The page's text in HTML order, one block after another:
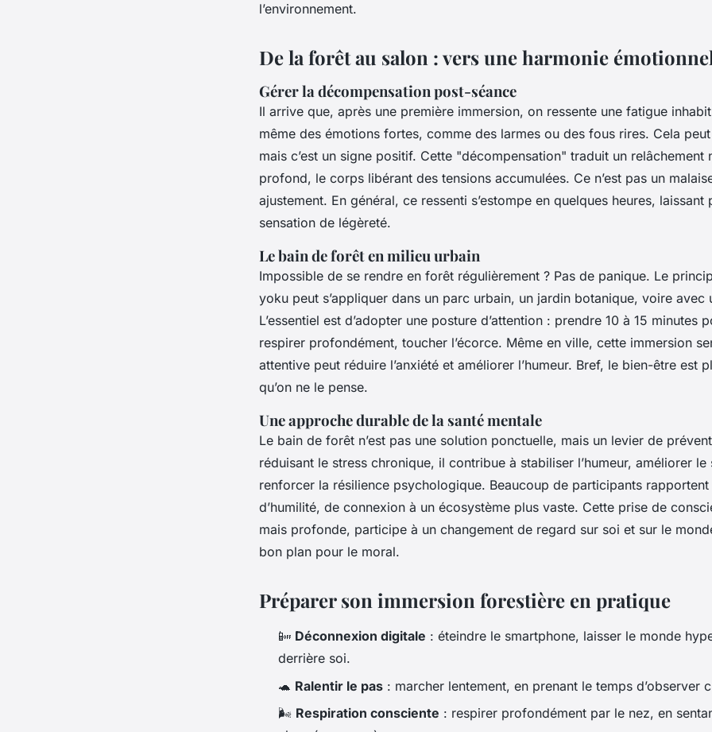
l’environnement.
De la forêt au salon : vers une harmonie
Gérer la décompensation post-séance
Il arrive que, après une première immersion, on ressente une fatigue
même des émotions fortes, comme des larmes ou des fous rires. Cela
mais c’est un signe positif. Cette "décompensation" traduit un relâchement
profond, le corps libérant des tensions accumulées. Ce n’est pas un
ajustement. En général, ce ressenti s’estompe en quelques heures, laissant
sensation de légèreté.
Le bain de forêt en milieu urbain
Impossible de se rendre en forêt régulièrement ? Pas de panique. Le
yoku peut s’appliquer dans un parc urbain, un jardin botanique, voire avec
L’essentiel est d’adopter une posture d’attention : prendre 10 à 15 minutes
respirer profondément, toucher l’écorce. Même en ville, cette immersion
attentive peut réduire l’anxiété et améliorer l’humeur. Bref, le bien-être est
qu’on ne le pense.
Une approche durable de la santé mentale
Le bain de forêt n’est pas une solution ponctuelle, mais un levier de
réduisant le stress chronique, il contribue à stabiliser l’humeur, améliorer le
renforcer la résilience psychologique. Beaucoup de participants rapportent
d’humilité, de connexion à un écosystème plus vaste. Cette prise de
mais profonde, participe à un changement de regard sur soi et sur le
bon plan pour le moral.
Préparer son immersion forestière en pratique
📴 Déconnexion digitale : éteindre le smartphone, laisser le monde
derrière soi.
🐢 Ralentir le pas : marcher lentement, en prenant le temps d’observer
🌬️ Respiration consciente : respirer profondément par le nez, en